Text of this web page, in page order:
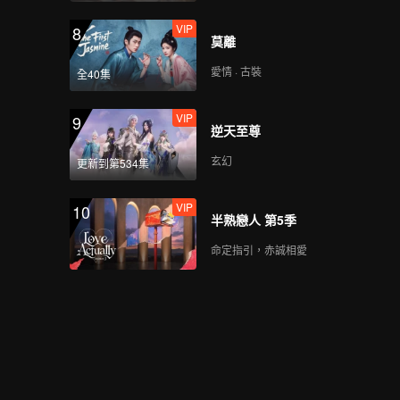
8
全40集
VIP
莫離
愛情 · 古裝
9
更新到第534集
VIP
逆天至尊
玄幻
10 VIP
半熟戀人 第5季
命定指引，赤誠相愛